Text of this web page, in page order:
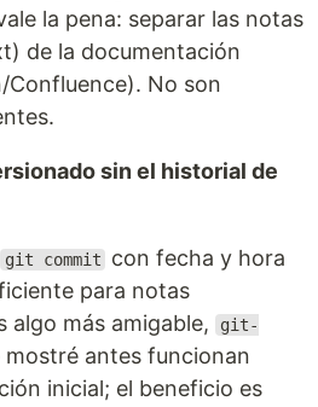
la pena: separar las notas
de la documentación
No son
sin el historial de
git commit
con fecha y hora
para notas
algo más amigable,
git-
antes funcionan
inicial; el beneficio es